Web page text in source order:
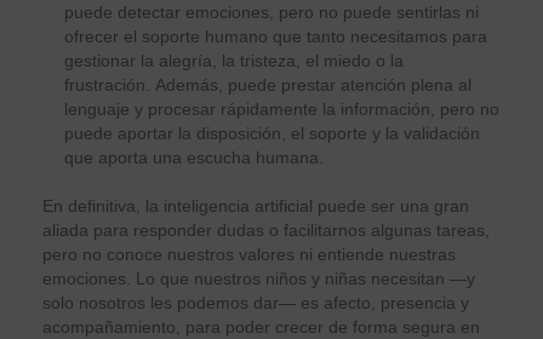
puede detectar emociones, pero no puede sentirlas ni
ofrecer el soporte humano que tanto necesitamos para
gestionar la alegría, la tristeza, el miedo o la
frustración. Además, puede prestar atención plena al
lenguaje y procesar rápidamente la información, pero no
puede aportar la disposición, el soporte y la validación
que aporta una escucha humana.
En definitiva, la inteligencia artificial puede ser una gran
aliada para responder dudas o facilitarnos algunas tareas,
pero no conoce nuestros valores ni entiende nuestras
emociones. Lo que nuestros niños y niñas necesitan —y
solo nosotros les podemos dar— es afecto, presencia y
acompañamiento, para poder crecer de forma segura en